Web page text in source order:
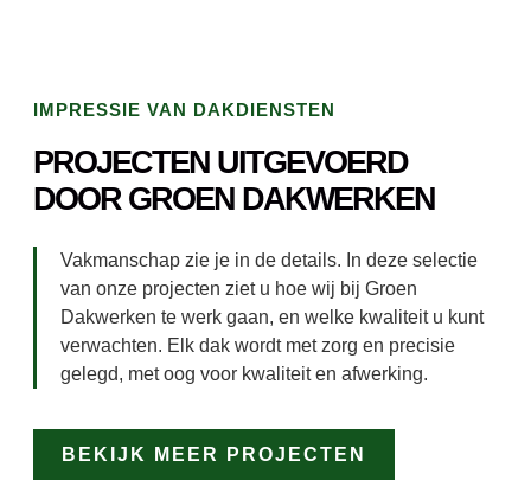
IMPRESSIE VAN DAKDIENSTEN
PROJECTEN UITGEVOERD
DOOR GROEN DAKWERKEN
Vakmanschap zie je in de details. In deze selectie
van onze projecten ziet u hoe wij bij Groen
Dakwerken te werk gaan, en welke kwaliteit u kunt
verwachten. Elk dak wordt met zorg en precisie
gelegd, met oog voor kwaliteit en afwerking.
BEKIJK MEER PROJECTEN